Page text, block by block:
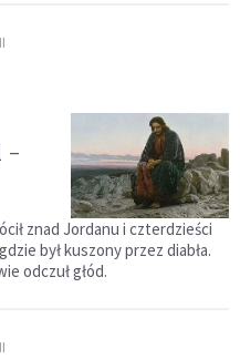
-
znad Jordanu i czterdzieści
był kuszony przez diabła.
odczuł głód.